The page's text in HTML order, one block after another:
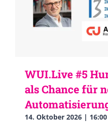
WUI.Live #5
als Chance für
14. Oktober 2026 | 16:00